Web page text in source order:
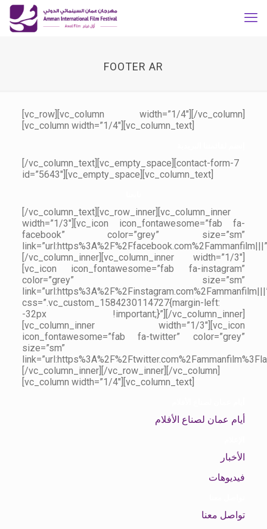
FOOTER AR
[vc_row][vc_column width=”1/4″][/vc_column]
[vc_column width=”1/4″][vc_column_text]
[/vc_column_text][vc_empty_space][contact-form-7
id=”5643″][vc_empty_space][vc_column_text]
[/vc_column_text][vc_row_inner][vc_column_inner
width=”1/3″][vc_icon icon_fontawesome=”fab fa-
facebook” color=”grey” size=”sm”
[/vc_column_inner][vc_column_inner width=”1/3″]
[vc_icon icon_fontawesome=”fab fa-instagram”
color=”grey” size=”sm”
css=”.vc_custom_1584230114727{margin-left:
-32px !important;}”][/vc_column_inner]
[vc_column_inner width=”1/3″][vc_icon
icon_fontawesome=”fab fa-twitter” color=”grey”
size=”sm”
[/vc_column_inner][/vc_row_inner][/vc_column]
[vc_column width=”1/4″][vc_column_text]
أيام عمان لصناع الأفلام
الأخبار
فيديوهات
تواصل معنا